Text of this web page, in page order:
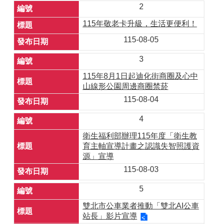
2
115年敬老卡升級，生活更便利！
115-08-05
3
115年8月1日起迪化街商圈及心中
山線形公園周邊商圈禁菸
115-08-04
4
衛生福利部辦理115年度「衛生教
育主軸宣導計畫之認識失智照護資
源」宣導
115-08-03
5
雙北市公車業者推動「雙北AI公車
站長」影片宣導